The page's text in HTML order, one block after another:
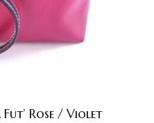
Fut’ Rose / Violet